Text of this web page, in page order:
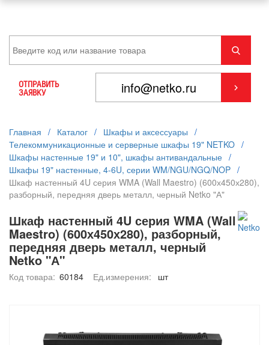
ОТПРАВИТЬ
ЗАЯВКУ
Главная / Каталог / Шкафы и аксессуары /
Телекоммуникационные и серверные шкафы 19" NETKO /
Шкафы настенные 19" и 10", шкафы антивандальные /
Шкафы 19" настенные, 4-6U, серии WM/NGU/NGQ/NOP /
Шкаф настенный 4U серия WMA (Wall Maestro) (600х450х280),
разборный, передняя дверь металл, черный Netko "А"
Шкаф настенный 4U серия WMA (Wall
Maestro) (600х450х280), разборный,
передняя дверь металл, черный
Netko "А"
Код товара: 60184 Ед.измерения: шт